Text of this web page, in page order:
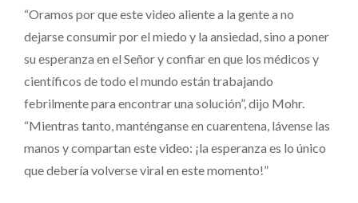
“Oramos por que este video aliente a la gente a no
dejarse consumir por el miedo y la ansiedad, sino a poner
su esperanza en el Señor y confiar en que los médicos y
científicos de todo el mundo están trabajando
febrilmente para encontrar una solución”, dijo Mohr.
“Mientras tanto, manténganse en cuarentena, lávense las
manos y compartan este video: ¡la esperanza es lo único
que debería volverse viral en este momento!”